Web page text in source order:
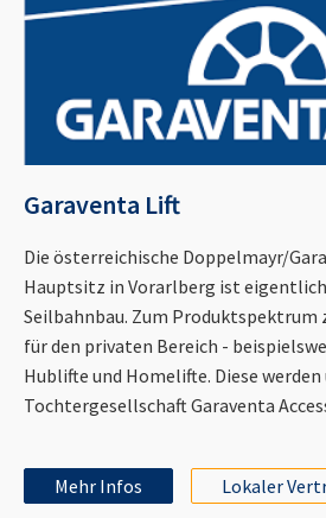
Garaventa Lift
Die österreichische Doppelmayr/
Hauptsitz in Vorarlberg ist
Seilbahnbau. Zum Produktspektrum
für den privaten Bereich -
Hublifte und Homelifte. Diese
Tochtergesellschaft Garaventa
Mehr Infos Lokaler